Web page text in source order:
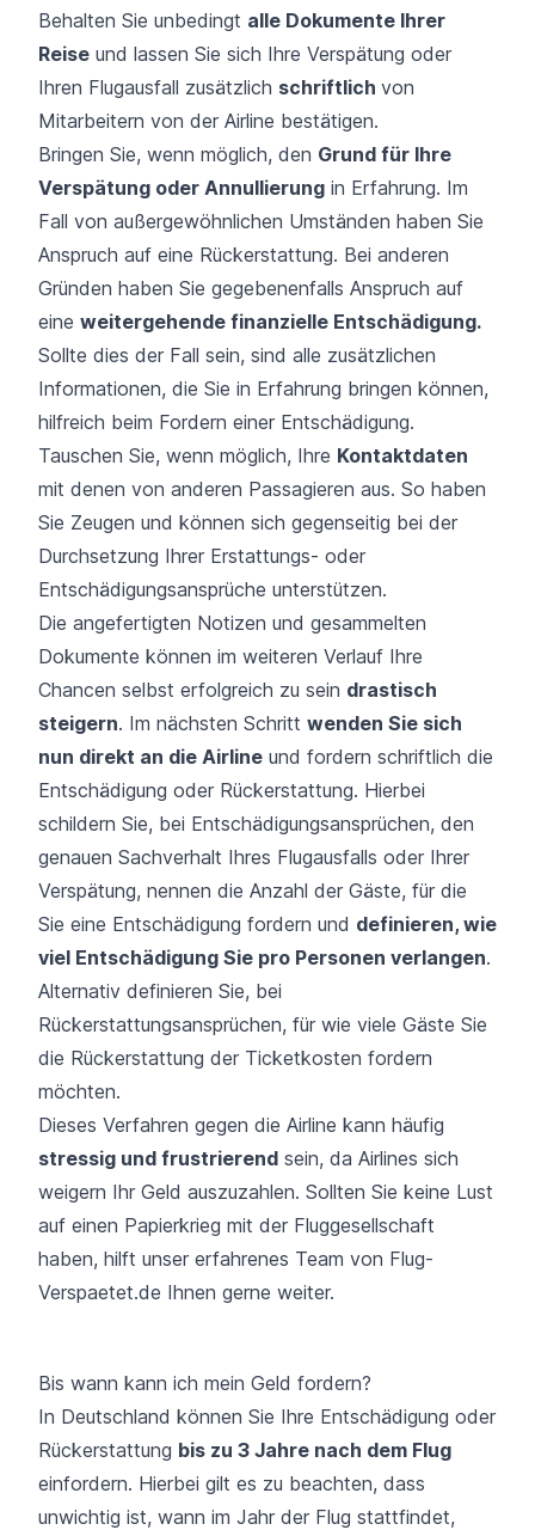
Behalten Sie unbedingt alle Dokumente Ihrer
Reise und lassen Sie sich Ihre Verspätung oder
Ihren Flugausfall zusätzlich schriftlich von
Mitarbeitern von der Airline bestätigen.
Bringen Sie, wenn möglich, den Grund für Ihre
Verspätung oder Annullierung in Erfahrung. Im
Fall von außergewöhnlichen Umständen haben Sie
Anspruch auf eine Rückerstattung. Bei anderen
Gründen haben Sie gegebenenfalls Anspruch auf
eine weitergehende finanzielle Entschädigung.
Sollte dies der Fall sein, sind alle zusätzlichen
Informationen, die Sie in Erfahrung bringen können,
hilfreich beim Fordern einer Entschädigung.
Tauschen Sie, wenn möglich, Ihre Kontaktdaten
mit denen von anderen Passagieren aus. So haben
Sie Zeugen und können sich gegenseitig bei der
Durchsetzung Ihrer Erstattungs- oder
Entschädigungsansprüche unterstützen.
Die angefertigten Notizen und gesammelten
Dokumente können im weiteren Verlauf Ihre
Chancen selbst erfolgreich zu sein drastisch
steigern. Im nächsten Schritt wenden Sie sich
nun direkt an die Airline und fordern schriftlich die
Entschädigung oder Rückerstattung. Hierbei
schildern Sie, bei Entschädigungsansprüchen, den
genauen Sachverhalt Ihres Flugausfalls oder Ihrer
Verspätung, nennen die Anzahl der Gäste, für die
Sie eine Entschädigung fordern und definieren, wie
viel Entschädigung Sie pro Personen verlangen.
Alternativ definieren Sie, bei
Rückerstattungsansprüchen, für wie viele Gäste Sie
die Rückerstattung der Ticketkosten fordern
möchten.
Dieses Verfahren gegen die Airline kann häufig
stressig und frustrierend sein, da Airlines sich
weigern Ihr Geld auszuzahlen. Sollten Sie keine Lust
auf einen Papierkrieg mit der Fluggesellschaft
haben, hilft unser erfahrenes Team von Flug-
Verspaetet.de Ihnen gerne weiter.
Bis wann kann ich mein Geld fordern?
In Deutschland können Sie Ihre Entschädigung oder
Rückerstattung bis zu 3 Jahre nach dem Flug
einfordern. Hierbei gilt es zu beachten, dass
unwichtig ist, wann im Jahr der Flug stattfindet,